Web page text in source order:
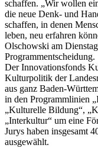
schaffen. „Wir wollen
die neue Denk- und
schaffen, in denen
leben, neu erfahren
Olschowski am
Programmentscheidung.
Der Innovationsfonds
Kulturpolitik der
aus ganz Baden-
in den Programmlinien
„Kulturelle Bildung“,
„Interkultur“ um eine
Jurys haben insgesamt
ausgewählt.